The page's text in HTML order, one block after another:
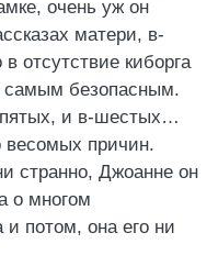
очень уж он
матери, в-
отсутствие киборга
самым безопасным.
и в-шестых…
причин.
странно, Джоанне он
о многом
и потом, она его ни